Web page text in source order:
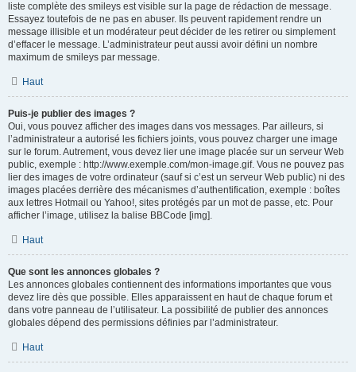
liste complète des smileys est visible sur la page de rédaction de message.
Essayez toutefois de ne pas en abuser. Ils peuvent rapidement rendre un
message illisible et un modérateur peut décider de les retirer ou simplement
d’effacer le message. L’administrateur peut aussi avoir défini un nombre
maximum de smileys par message.
Haut
Puis-je publier des images ?
Oui, vous pouvez afficher des images dans vos messages. Par ailleurs, si
l’administrateur a autorisé les fichiers joints, vous pouvez charger une image
sur le forum. Autrement, vous devez lier une image placée sur un serveur Web
public, exemple : http://www.exemple.com/mon-image.gif. Vous ne pouvez pas
lier des images de votre ordinateur (sauf si c’est un serveur Web public) ni des
images placées derrière des mécanismes d’authentification, exemple : boîtes
aux lettres Hotmail ou Yahoo!, sites protégés par un mot de passe, etc. Pour
afficher l’image, utilisez la balise BBCode [img].
Haut
Que sont les annonces globales ?
Les annonces globales contiennent des informations importantes que vous
devez lire dès que possible. Elles apparaissent en haut de chaque forum et
dans votre panneau de l’utilisateur. La possibilité de publier des annonces
globales dépend des permissions définies par l’administrateur.
Haut